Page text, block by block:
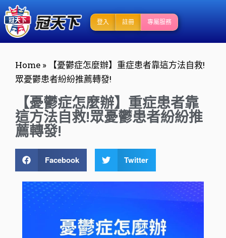
登入 註冊 專屬服務
Home »
【憂鬱症怎麼辦】重症患者靠這方法自救!
眾憂鬱患者紛紛推薦轉發!
【憂鬱症怎麼辦】重症患者靠
這方法自救!眾憂鬱患者紛紛推
薦轉發!
Facebook Twitter